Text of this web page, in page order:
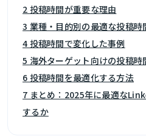
2 投稿時間が重要な理由
3 業種・目的別の最適な投稿時
4 投稿時間で変化した事例
5 海外ターゲット向けの投稿時
6 投稿時間を最適化する方法
7 まとめ：2025年に最適な
するか